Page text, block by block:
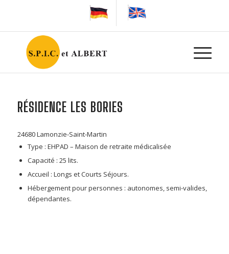
RÉSIDENCE LES BORIES
24680 Lamonzie-Saint-Martin
Type : EHPAD – Maison de retraite médicalisée
Capacité : 25 lits.
Accueil : Longs et Courts Séjours.
Hébergement pour personnes : autonomes, semi-valides,
dépendantes.